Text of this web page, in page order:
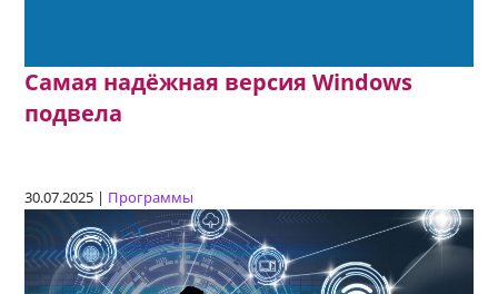
Самая надёжная версия Windows
подвела
30.07.2025 | Программы